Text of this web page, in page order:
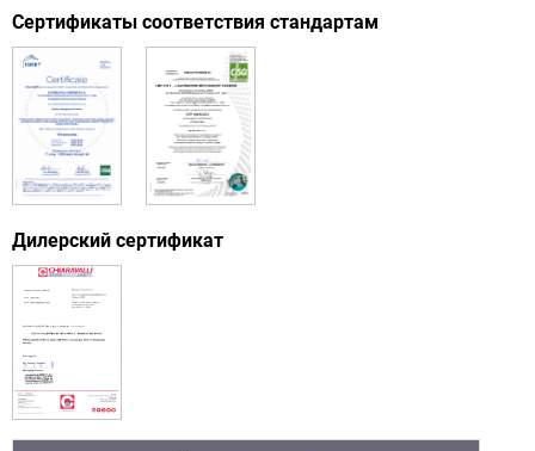
Сертификаты соответствия стандартам
Дилерский сертификат